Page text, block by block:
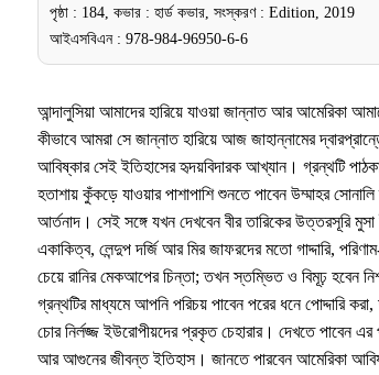
পৃষ্ঠা : 184, কভার : হার্ড কভার, সংস্করণ : Edition, 2019
আইএসবিএন : 978-984-96950-6-6
আন্দালুসিয়া আমাদের হারিয়ে যাওয়া জান্নাত আর আমেরিকা
কীভাবে আমরা সে জান্নাত হারিয়ে আজ জাহান্নামের
আবিষ্কার সেই ইতিহাসের হৃদয়বিদারক আখ্যান। গ্রন্থটি
হতাশায় কুঁকড়ে যাওয়ার পাশাপাশি শুনতে পাবেন উম্মাহর
আর্তনাদ। সেই সঙ্গে যখন দেখবেন বীর তারিকের উত্তরসূরি
একাকিত্ব, লেন্দুপ দর্জি আর মির জাফরদের মতো গাদ্দারি,
চেয়ে রানির মেকআপের চিন্তা; তখন স্তম্ভিত ও বিমূঢ় হবেন
গ্রন্থটির মাধ্যমে আপনি পরিচয় পাবেন পরের ধনে পোদ্দারি
চোর নির্লজ্জ ইউরোপীয়দের প্রকৃত চেহারার। দেখতে পাবেন
আর আগুনের জীবন্ত ইতিহাস। জানতে পারবেন আমেরিকা